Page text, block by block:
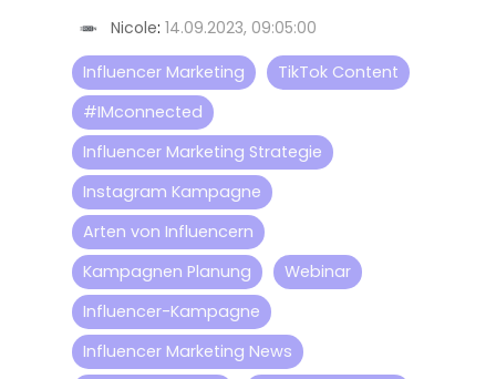
Nicole: 14.09.2023, 09:05:00
Influencer Marketing
TikTok Content
#IMconnected
Influencer Marketing Strategie
Instagram Kampagne
Arten von Influencern
Kampagnen Planung
Webinar
Influencer-Kampagne
Influencer Marketing News